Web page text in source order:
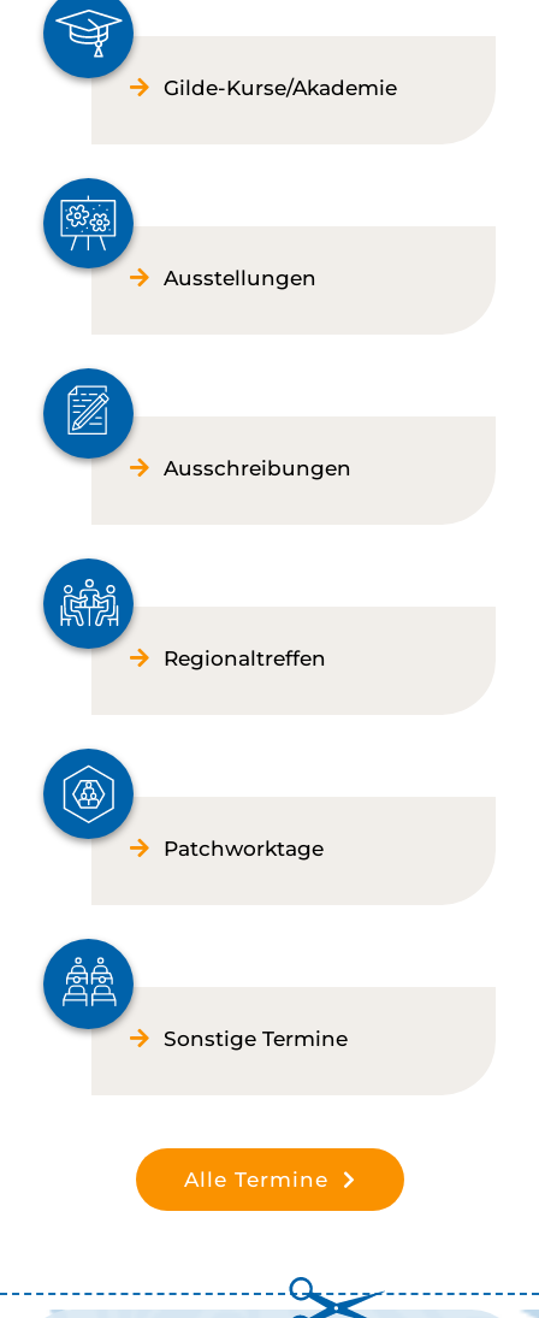
Gilde-Kurse/Akademie
Ausstellungen
Ausschreibungen
Regionaltreffen
Patchworktage
Sonstige Termine
Alle Termine